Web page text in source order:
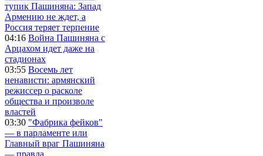
тупик Пашиняна: Запад
Армению не ждет, а
Россия теряет терпение
04:16 Война Пашиняна с
Арцахом идет даже на
стадионах
03:55 Восемь лет
ненависти: армянский
режиссер о расколе
общества и произволе
властей
03:30 "Фабрика фейков"
— в парламенте или
Главный враг Пашиняна
— правда